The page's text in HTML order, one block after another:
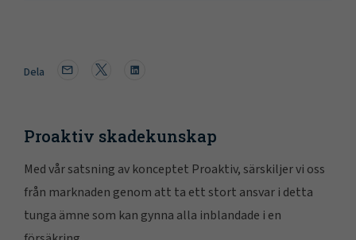
Dela
Proaktiv skadekunskap
Med vår satsning av konceptet Proaktiv, särskiljer vi oss
från marknaden genom att ta ett stort ansvar i detta
tunga ämne som kan gynna alla inblandade i en